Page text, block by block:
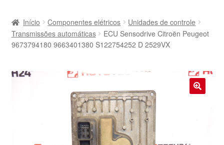
Carrinho
Envio para todo o planeta
Início Componentes elétricos
Unidades de controle
Transmissões automáticas
ECU Sensodrive Citroën Peugeot
9673794180 9663401380 S122754252 D 2529VX